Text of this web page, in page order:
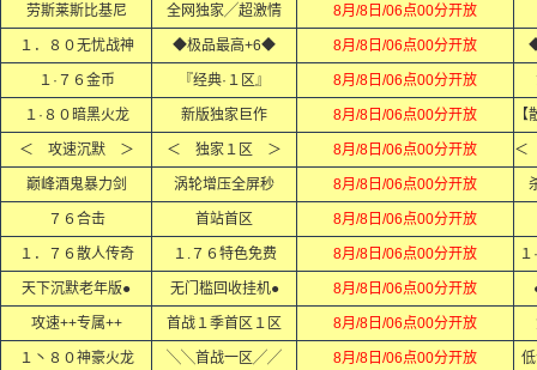
劳斯莱斯比基尼 全网独家╱超激情 8月/8日/06点00分开放
１．８０无忧战神 ◆极品最高+6◆ 8月/8日/06点00分开放
１·７６金币 『经典·１区』 8月/8日/06点00分开放
１·８０暗黑火龙 新版独家巨作 8月/8日/06点00分开放
＜ 攻速沉默 ＞ ＜ 独家１区 ＞ 8月/8日/06点00分开放
巅峰酒鬼暴力剑 涡轮增压全屏秒 8月/8日/06点00分开放
７６合击 首站首区 8月/8日/06点00分开放
１．７６散人传奇 １.７６特色免费 8月/8日/06点00分开放
天下沉默老年版● 无门槛回收挂机● 8月/8日/06点00分开放
攻速++专属++ 首战１季首区１区 8月/8日/06点00分开放
１丶８０神豪火龙 ╲╲首战一区╱╱ 8月/8日/06点00分开放